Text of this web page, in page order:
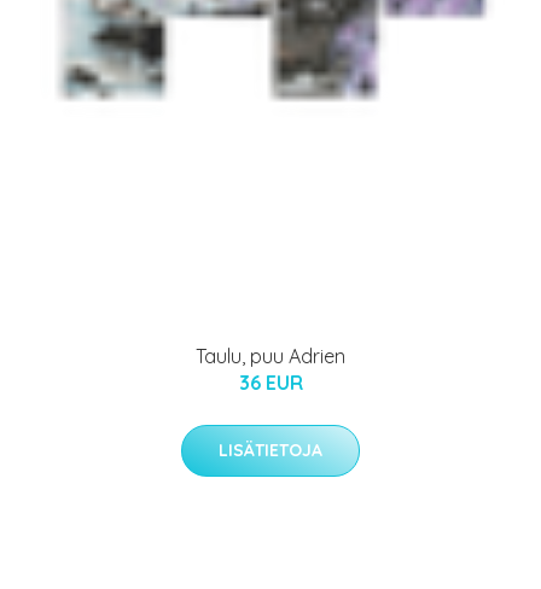
Taulu, puu Adrien
36 EUR
LISÄTIETOJA